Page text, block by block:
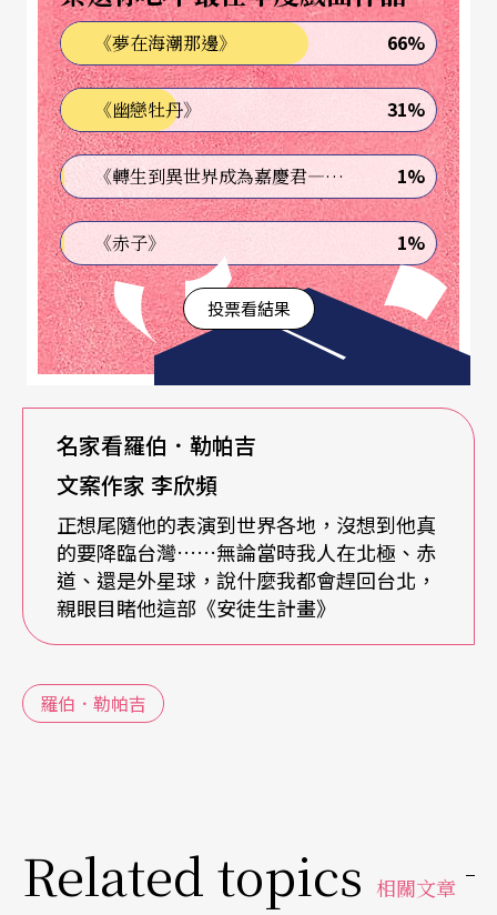
統，能夠敏感到即將發生的事，也更容易具有開創
性。加拿大和勒帕吉本人共享的邊陲、曖昧、認同
不清，反而提供了他藝術創作的最佳養分。為了認
清自己是誰，勒帕吉可以去探索日本，了解中國，
甚至他的第一部電影《告解室》La Confessional
（1995）還拿希區考克的電影《懺情記》
I Confess
（1953）來作為編織劇情的材料。
總是在他方與自我間來回穿梭
但是不論使用那面鏡子，鏡子裡還是反映出他自
己、他的家庭、魁北克、加拿大、他所處的世界。
《安徒生計畫》就是個好例子，這部戲的主角是來
自蒙特婁的年輕作曲家，他到巴黎尋求肯定的過
程，也可解讀成為勒帕吉自身的藝術闖蕩經驗。即
使故事設定在巴黎，但是遙遠的魁北克省，卻永遠
是必須參照的另一個背景；電影《不能無不能》
（1998）也是類似的結構，敘事線在大阪跟蒙特婁
的理想自我。勒帕吉作品的另一個特殊現象，是他
特別偏好藝術家的主題。從早期的《文西》，以法
《夢在海潮那邊》 66%
《幽戀牡丹》 31%
《轉生到異世界成為嘉慶君—發現我的祖先是詐騙集團!?》 1%
《赤子》 1%
投票看結果
名家看羅伯．勒帕吉
文案作家 李欣頻
正想尾隨他的表演到世界各地，沒想到他真
的要降臨台灣……無論當時我人在北極、赤
道、還是外星球，說什麼我都會趕回台北，
親眼目睹他這部《安徒生計畫》
羅伯．勒帕吉
Related topics 相關文章